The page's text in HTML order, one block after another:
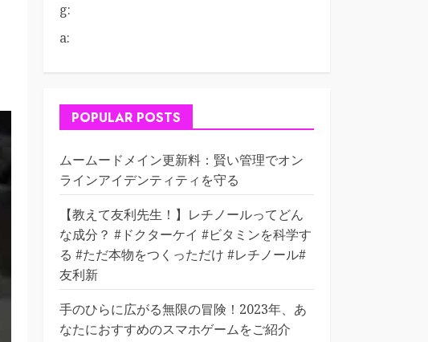
g:
a:
POPULAR POSTS
ムームードメイン更新料：賢い管理でオン
ラインアイデンティティを守る
【教えて友利先生！】レチノールってどん
な成分？ #ドクターケイ #ビタミンを科学す
る #ただ本物をつくっただけ #レチノール#
友利新
手のひらに広がる無限の冒険！2023年、あ
なたにおすすめのスマホゲームをご紹介